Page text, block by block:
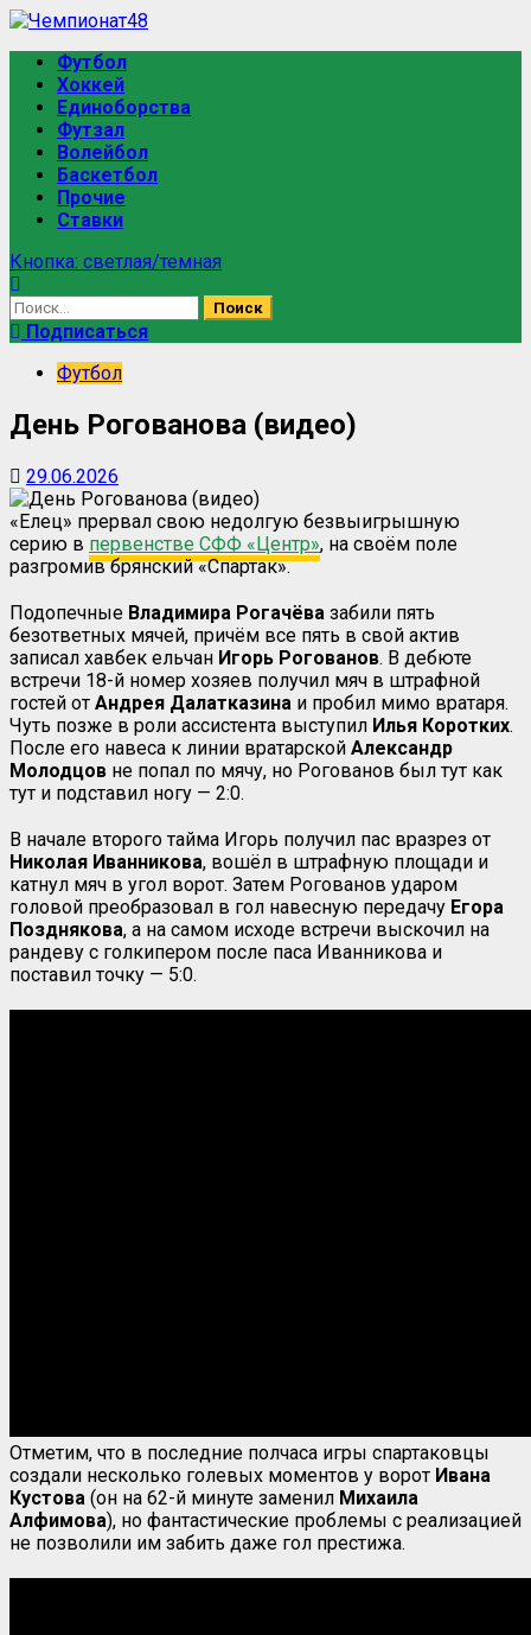
Футбол
Хоккей
Единоборства
Футзал
Волейбол
Баскетбол
Прочие
Ставки
Кнопка: светлая/темная
Подписаться
Футбол
День Рогованова (видео)
29.06.2026
«Елец» прервал свою недолгую безвыигрышную
серию в первенстве СФФ «Центр», на своём поле
разгромив брянский «Спартак».
Подопечные Владимира Рогачёва забили пять
безответных мячей, причём все пять в свой актив
записал хавбек ельчан Игорь Рогованов. В дебюте
встречи 18-й номер хозяев получил мяч в штрафной
гостей от Андрея Далатказина и пробил мимо вратаря.
Чуть позже в роли ассистента выступил Илья Коротких.
После его навеса к линии вратарской Александр
Молодцов не попал по мячу, но Рогованов был тут как
тут и подставил ногу — 2:0.
В начале второго тайма Игорь получил пас вразрез от
Николая Иванникова, вошёл в штрафную площади и
катнул мяч в угол ворот. Затем Рогованов ударом
головой преобразовал в гол навесную передачу Егора
Позднякова, а на самом исходе встречи выскочил на
рандеву с голкипером после паса Иванникова и
поставил точку — 5:0.
Отметим, что в последние полчаса игры спартаковцы
создали несколько голевых моментов у ворот Ивана
Кустова (он на 62-й минуте заменил Михаила
Алфимова), но фантастические проблемы с реализацией
не позволили им забить даже гол престижа.